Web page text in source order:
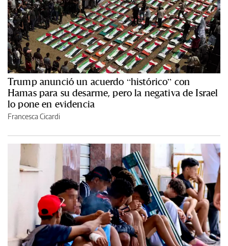
Trump anunció un acuerdo “histórico” con
Hamas para su desarme, pero la negativa de Israel
lo pone en evidencia
Francesca Cicardi